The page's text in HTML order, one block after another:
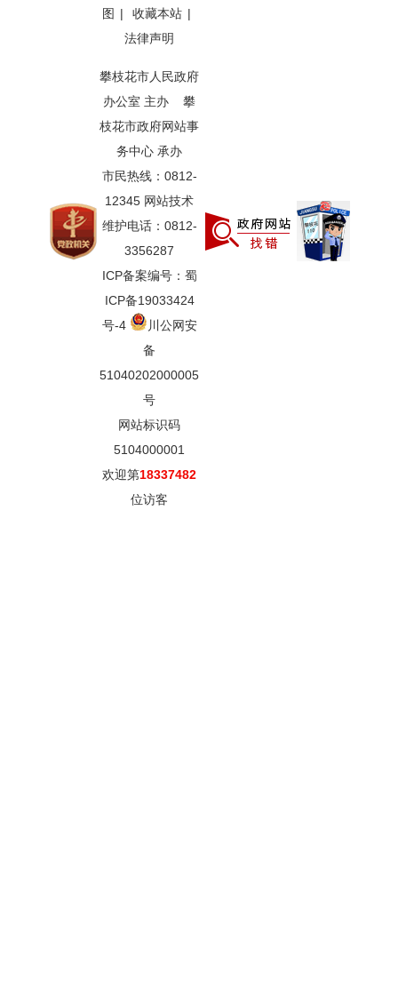
图 | 收藏本站 |
法律声明
攀枝花市人民政府
办公室 主办 攀
枝花市政府网站事
务中心 承办
市民热线：0812-
12345 网站技术
维护电话：0812-
3356287
ICP备案编号：蜀
ICP备19033424
号-4
川公网安
备
51040202000005
号
网站标识码
5104000001
欢迎第18337482
位访客